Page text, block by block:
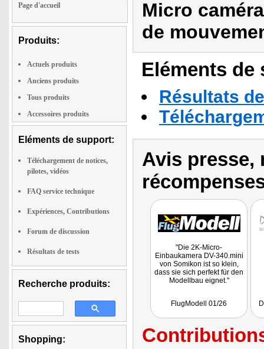
Page d'accueil
Produits:
Actuels produits
Anciens produits
Tous produits
Accessoires produits
Eléments de support:
Téléchargement de notices,
pilotes, vidéos
FAQ service technique
Expériences, Contributions
Forum de discussion
Résultats de tests
Recherche produits:
Shopping:
Micro
de
Eléments
Résultats
Avis presse,
"Die 2K-Micro-
Einbaukamera DV-340.mini
von Somikon ist so klein,
dass sie sich perfekt für den
Modellbau eignet."
FlugModell 01/26